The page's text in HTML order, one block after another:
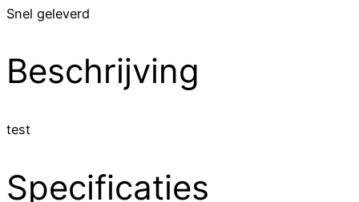
Snel geleverd
Beschrijving
test
Specificaties